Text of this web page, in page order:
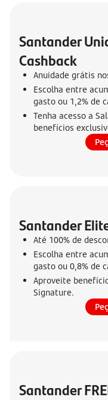
Santander
Cashback
Anuidade grátis
Escolha entre
gasto ou 1,2% de
Tenha acesso a
benefícios
Santander
Até 100% de
Escolha entre
gasto ou 0,8% de
Aproveite
Signature.
Santander